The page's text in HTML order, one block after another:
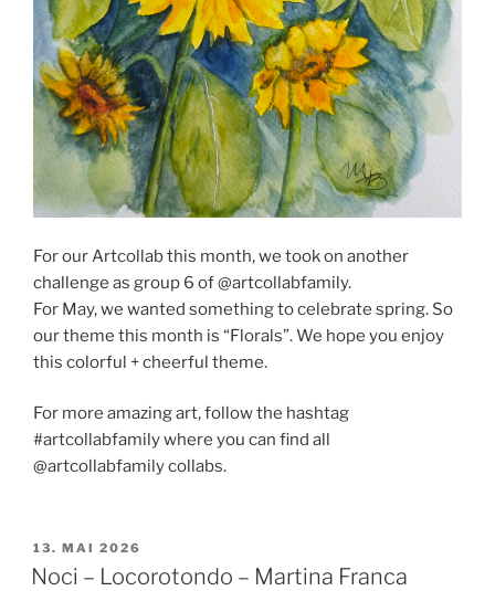
For our Artcollab this month, we took on another
challenge as group 6 of @artcollabfamily.
For May, we wanted something to celebrate spring. So
our theme this month is “Florals”. We hope you enjoy
this colorful + cheerful theme.
For more amazing art, follow the hashtag
#artcollabfamily where you can find all
@artcollabfamily collabs.
VERÖFFENTLICHT
AM
13. MAI 2026
Noci – Locorotondo – Martina Franca